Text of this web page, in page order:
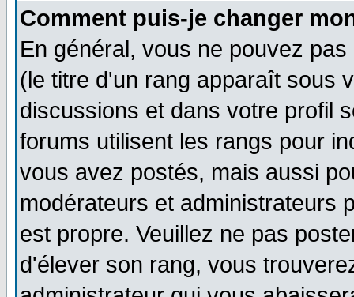
Comment puis-je changer
En général, vous ne pouvez
(le titre d'un rang apparaît sous
discussions et dans votre profil
forums utilisent les rangs pour
vous avez postés, mais aussi
modérateurs et administrateurs
est propre. Veuillez ne pas
d'élever son rang, vous